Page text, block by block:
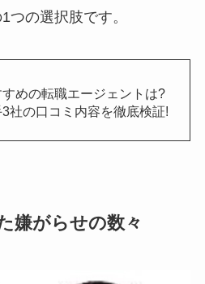
つの選択肢です。
すめの転職エージェントは?
3社の口コミ内容を徹底検証!
嫌がらせの数々